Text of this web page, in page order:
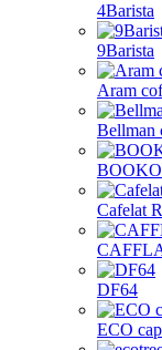
4Barista
9Barista
Aram
Bellman
Cafelat
DF64
ECO